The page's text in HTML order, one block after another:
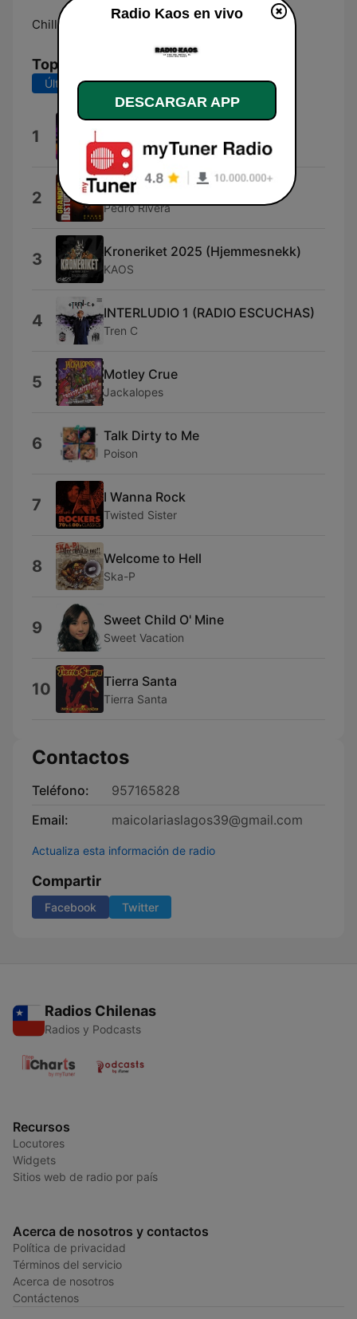
Chillán:
Top Canciones
Últimos 7 días Últimos 30 días
1 fatbunny
2 Grandres Disturbios
Pedro Rivera
3 Kroneriket 2025 (Hjemmesnekk)
KAOS
4 INTERLUDIO 1 (RADIO ESCUCHAS)
Tren C
5 Motley Crue
Jackalopes
6 Talk Dirty to Me
Poison
7 I Wanna Rock
Twisted Sister
8 Welcome to Hell
Ska-P
9 Sweet Child O' Mine
Sweet Vacation
10 Tierra Santa
Tierra Santa
Contactos
Teléfono:
957165828
Email:
maicolariaslagos39@gmail.com
Actualiza esta información de radio
Compartir
Facebook Twitter
Radios Chilenas
Radios y Podcasts
Recursos
Locutores
Widgets
Sitios web de radio por país
Acerca de nosotros y contactos
Política de privacidad
Términos del servicio
Acerca de nosotros
Contáctenos
Radio Kaos en vivo
DESCARGAR APP